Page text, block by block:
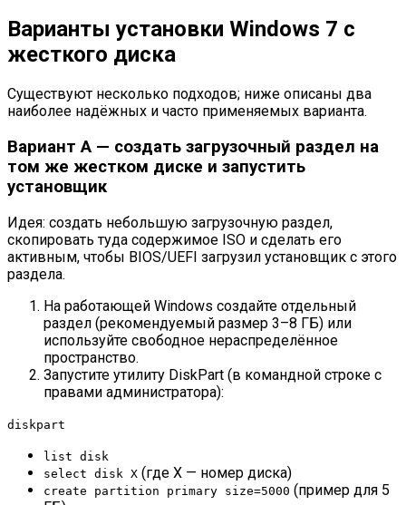
Варианты установки Windows 7 с
жесткого диска
Существуют несколько подходов; ниже описаны два
наиболее надёжных и часто применяемых варианта.
Вариант A — создать загрузочный раздел на
том же жестком диске и запустить
установщик
Идея: создать небольшую загрузочную раздел,
скопировать туда содержимое ISO и сделать его
активным, чтобы BIOS/UEFI загрузил установщик с этого
раздела.
На работающей Windows создайте отдельный
раздел (рекомендуемый размер 3–8 ГБ) или
используйте свободное нераспределённое
пространство.
Запустите утилиту DiskPart (в командной строке с
правами администратора):
diskpart
list disk
select disk X (где X — номер диска)
create partition primary size=5000 (пример для 5